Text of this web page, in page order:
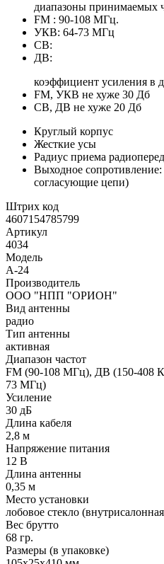
диапазоны принимаемых
FM : 90-108 МГц.
УКВ: 64-73 МГц
СВ:
ДВ:
коэффициент усиления в
FM, УКВ не хуже 30 Дб
СВ, ДВ не хуже 20 Дб
Круглый корпус
Жесткие усы
Радиус приема
Выходное
согласующие цепи)
Штрих код
4607154785799
Артикул
4034
Модель
А-24
Производитель
ООО "НПП "ОРИОН"
Вид антенны
радио
Тип антенны
активная
Диапазон частот
FM (90-108 МГц), ДВ (150-408
73 МГц)
Усиление
30 дБ
Длина кабеля
2,8 м
Напряжение питания
12 В
Длина антенны
0,35 м
Место установки
лобовое стекло
Вес брутто
68 гр.
Размеры (в упаковке)